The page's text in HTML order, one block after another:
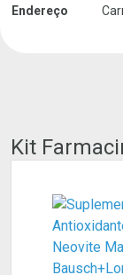
Endereço
Carregando
Kit